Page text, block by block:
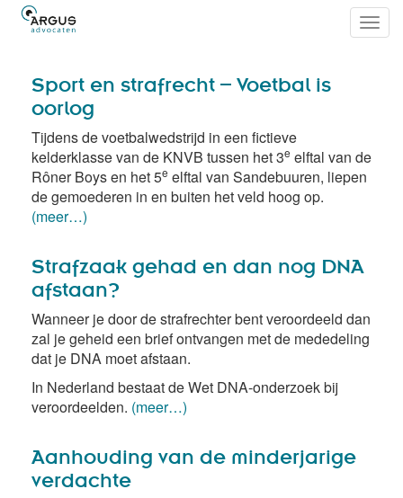
Sport en strafrecht – Voetbal is
oorlog
Tijdens de voetbalwedstrijd in een fictieve
kelderklasse van de KNVB tussen het 3e elftal van de
Rôner Boys en het 5e elftal van Sandebuuren, liepen
de gemoederen in en buiten het veld hoog op.
(meer…)
Strafzaak gehad en dan nog DNA
afstaan?
Wanneer je door de strafrechter bent veroordeeld dan
zal je geheid een brief ontvangen met de mededeling
dat je DNA moet afstaan.
In Nederland bestaat de Wet DNA-onderzoek bij
veroordeelden. (meer…)
Aanhouding van de minderjarige
verdachte